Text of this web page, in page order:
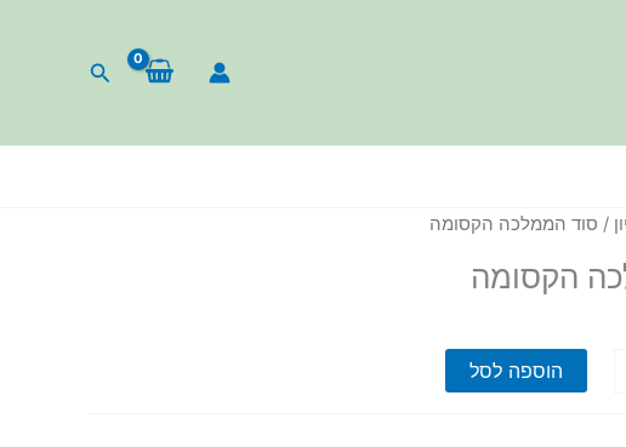
חיפוש
/ סוד הממלכה הקסומה
הקסומה
הוספה לסל